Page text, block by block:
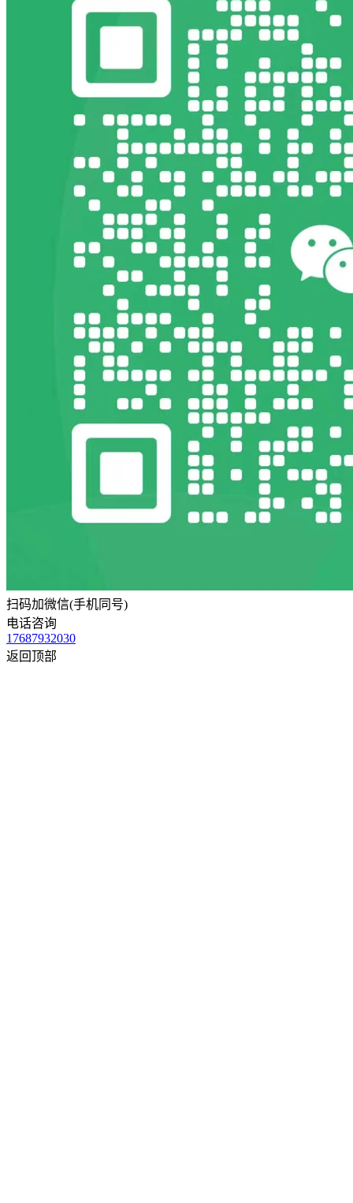
扫码加微信(手机同号)
电话咨询
17687932030
返回顶部